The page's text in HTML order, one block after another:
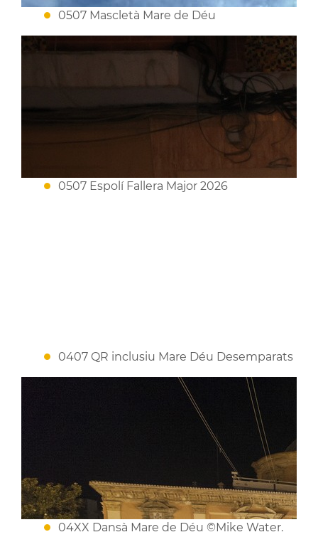
0507 Mascletà Mare de Déu
0507 Espolí Fallera Major 2026
0407 QR inclusiu Mare Déu Desemparats
04XX Dansà Mare de Déu ©Mike Water.